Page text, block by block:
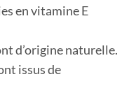
en vitamine E
d’origine naturelle.
issus de